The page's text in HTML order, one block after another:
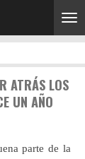
ATRÁS LOS
UN AÑO
parte de la